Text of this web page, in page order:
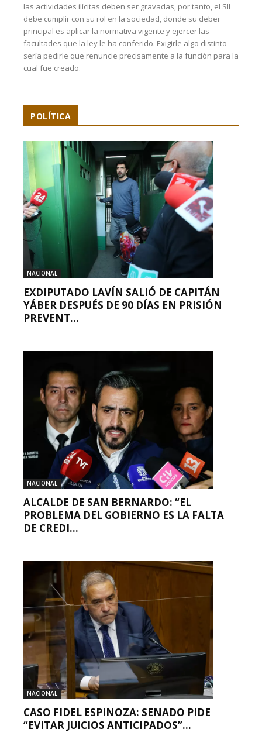
las actividades ilícitas deben ser gravadas, por tanto, el SII
debe cumplir con su rol en la sociedad, donde su deber
principal es aplicar la normativa vigente y ejercer las
facultades que la ley le ha conferido. Exigirle algo distinto
sería pedirle que renuncie precisamente a la función para la
cual fue creado.
POLÍTICA
NACIONAL
EXDIPUTADO LAVÍN SALIÓ DE CAPITÁN
YÁBER DESPUÉS DE 90 DÍAS EN PRISIÓN
PREVENT...
NACIONAL
ALCALDE DE SAN BERNARDO: “EL
PROBLEMA DEL GOBIERNO ES LA FALTA
DE CREDI...
NACIONAL
CASO FIDEL ESPINOZA: SENADO PIDE
“EVITAR JUICIOS ANTICIPADOS”...